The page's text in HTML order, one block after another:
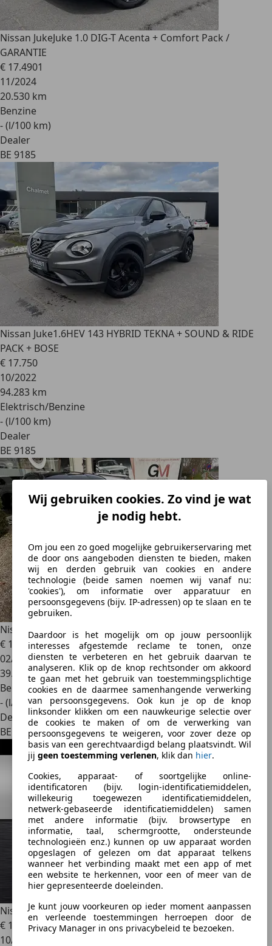
Wij gebruiken cookies. Zo vind je wat
je nodig hebt.
Om jou een zo goed mogelijke gebruikerservaring met
de door ons aangeboden diensten te bieden, maken
wij en derden gebruik van cookies en andere
technologie (beide samen noemen wij vanaf nu:
'cookies'), om informatie over apparatuur en
persoonsgegevens (bijv. IP-adressen) op te slaan en te
gebruiken.
Daardoor is het mogelijk om op jouw persoonlijk
interesses afgestemde reclame te tonen, onze
diensten te verbeteren en het gebruik daarvan te
analyseren. Klik op de knop rechtsonder om akkoord
te gaan met het gebruik van toestemmingsplichtige
cookies en de daarmee samenhangende verwerking
van persoonsgegevens. Ook kun je op de knop
linksonder klikken om een nauwkeurige selectie over
de cookies te maken of om de verwerking van
persoonsgegevens te weigeren, voor zover deze op
basis van een gerechtvaardigd belang plaatsvindt. Wil
jij geen toestemming verlenen, klik dan hier.
Cookies, apparaat- of soortgelijke online-
identificatoren (bijv. login-identificatiemiddelen,
willekeurig toegewezen identificatiemiddelen,
netwerk-gebaseerde identificatiemiddelen) samen
met andere informatie (bijv. browsertype en
informatie, taal, schermgrootte, ondersteunde
technologieën enz.) kunnen op uw apparaat worden
opgeslagen of gelezen om dat apparaat telkens
wanneer het verbinding maakt met een app of met
een website te herkennen, voor een of meer van de
hier gepresenteerde doeleinden.
Je kunt jouw voorkeuren op ieder moment aanpassen
en verleende toestemmingen herroepen door de
Privacy Manager in ons privacybeleid te bezoeken.
Nissan JukeJuke 1.0 DIG-T Acenta + Comfort Pack /
GARANTIE
€ 17.4901
11/2024
20.530 km
Benzine
- (l/100 km)
Dealer
BE 9185
Nissan Juke1.6HEV 143 HYBRID TEKNA + SOUND & RIDE
PACK + BOSE
€ 17.750
10/2022
94.283 km
Elektrisch/Benzine
- (l/100 km)
Dealer
BE 9185
Nissan Juke Juke 1.0 DIG-T N-Connecta
€ 16.399
02/2021
39.500 km
Benzine
- (l/100 km)
Dealer
BE 8550
Nissan Juken-design
€ 19.4901
10/2024